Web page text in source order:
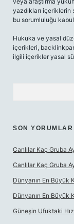
yazdıkları
bu sorumluluğu kabul
Hukuka ve yasal
içerikleri,
ilgili içerikler yasal
SON YORUMLAR
Canlılar Kaç Gruba
Canlılar Kaç Gruba
Dünyanın En Büyük
Dünyanın En Büyük
Güneşin Ufuktaki